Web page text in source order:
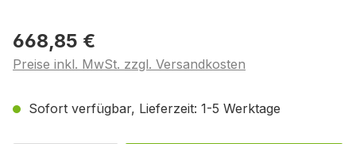
668,85 €
Preise inkl. MwSt. zzgl. Versandkosten
Sofort verfügbar, Lieferzeit: 1-5 Werktage